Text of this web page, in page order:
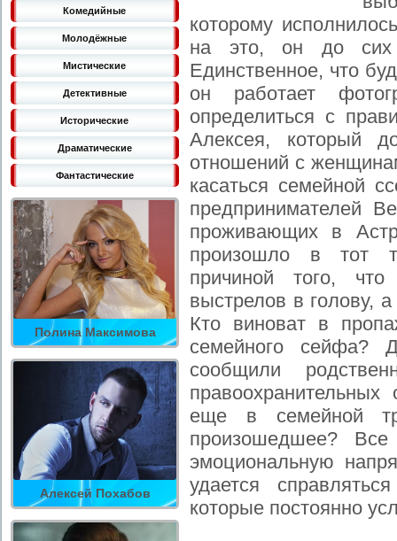
Комедийные
Молодёжные
Мистические
Детективные
Исторические
Драматические
Фантастические
Полина Максимова
Алексей Похабов
которому
на это, он до сих
Единственное, что
он работает
определиться с
Алексея, который
отношений с
касаться семейной
предпринимателей
проживающих в
произошло в тот
причиной того,
выстрелов в голову,
Кто виноват в
семейного сейфа?
сообщили
еще в семейной
произошедшее?
эмоциональную
удается
которые постоянно